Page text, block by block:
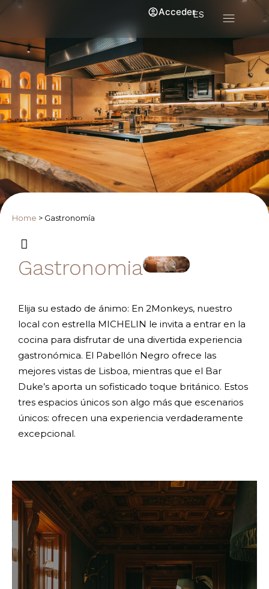
ES
Acceder
Home > Gastronomía
Gastronomia
Elija su estado de ánimo: En 2Monkeys, nuestro
local con estrella MICHELIN le invita a entrar en la
cocina para disfrutar de una divertida experiencia
gastronómica. El Pabellón Negro ofrece las
mejores vistas de Lisboa, mientras que el Bar
Duke’s aporta un sofisticado toque británico. Estos
tres espacios únicos son algo más que escenarios
únicos: ofrecen una experiencia verdaderamente
excepcional.